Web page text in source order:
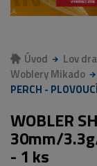
Úvod Lov
Woblery Mikado
PERCH -
WOBLER
30mm/
- 1 ks